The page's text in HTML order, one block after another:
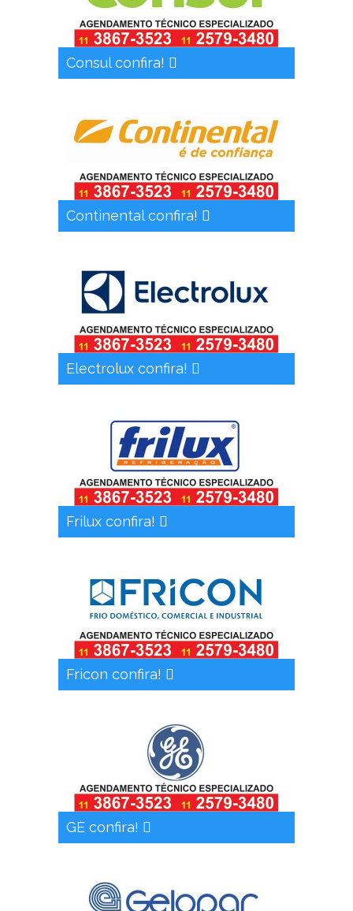
Consul confira!
Continental confira!
Electrolux confira!
Frilux confira!
Fricon confira!
GE confira!